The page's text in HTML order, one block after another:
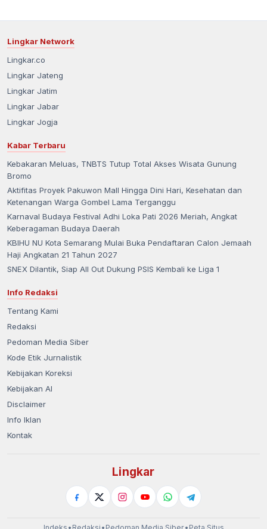
Lingkar Network
Lingkar.co
Lingkar Jateng
Lingkar Jatim
Lingkar Jabar
Lingkar Jogja
Kabar Terbaru
Kebakaran Meluas, TNBTS Tutup Total Akses Wisata Gunung
Bromo
Aktifitas Proyek Pakuwon Mall Hingga Dini Hari, Kesehatan dan
Ketenangan Warga Gombel Lama Terganggu
Karnaval Budaya Festival Adhi Loka Pati 2026 Meriah, Angkat
Keberagaman Budaya Daerah
KBIHU NU Kota Semarang Mulai Buka Pendaftaran Calon Jemaah
Haji Angkatan 21 Tahun 2027
SNEX Dilantik, Siap All Out Dukung PSIS Kembali ke Liga 1
Info Redaksi
Tentang Kami
Redaksi
Pedoman Media Siber
Kode Etik Jurnalistik
Kebijakan Koreksi
Kebijakan AI
Disclaimer
Info Iklan
Kontak
Lingkar